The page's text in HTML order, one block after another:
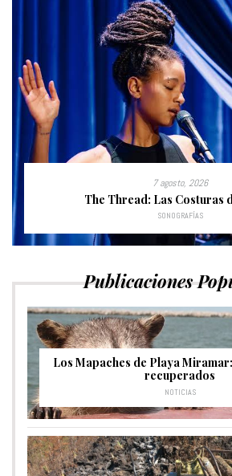
7 agosto, 2026
The Thread: Las Costuras
SONOGRAFÍAS
Publicaciones
Los Mapaches de Playa
recuperados
NOTICIAS